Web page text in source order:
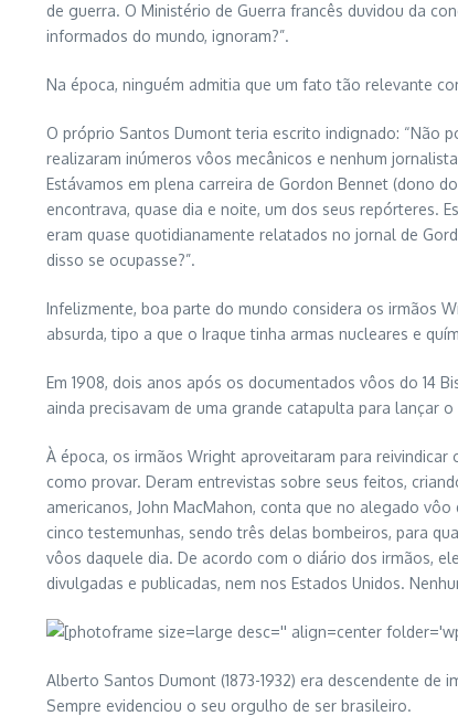
de guerra. O Ministério de Guerra francês duvidou da
informados do mundo, ignoram?”.
Na época, ninguém admitia que um fato tão relevante
O próprio Santos Dumont teria escrito indignado: “Não
realizaram inúmeros vôos mecânicos e nenhum
Estávamos em plena carreira de Gordon Bennet (dono
encontrava, quase dia e noite, um dos seus repórteres.
eram quase quotidianamente relatados no jornal de
disso se ocupasse?”.
Infelizmente, boa parte do mundo considera os irmãos
absurda, tipo a que o Iraque tinha armas nucleares e
Em 1908, dois anos após os documentados vôos do 14
ainda precisavam de uma grande catapulta para lançar o
À época, os irmãos Wright aproveitaram para
como provar. Deram entrevistas sobre seus feitos,
americanos, John MacMahon, conta que no alegado
cinco testemunhas, sendo três delas bombeiros, para
vôos daquele dia. De acordo com o diário dos irmãos,
divulgadas e publicadas, nem nos Estados Unidos.
Alberto Santos Dumont (1873-1932) era descendente
Sempre evidenciou o seu orgulho de ser brasileiro.